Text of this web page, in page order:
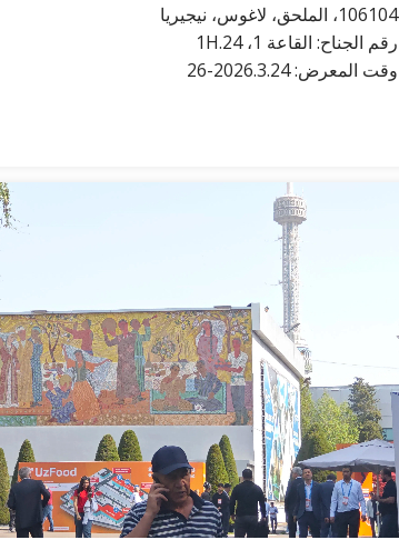
106104، الملحق، لاغوس، نيجيريا
رقم الجناح: القاعة 1، 1H.24
وقت المعرض: 2026.3.24-26